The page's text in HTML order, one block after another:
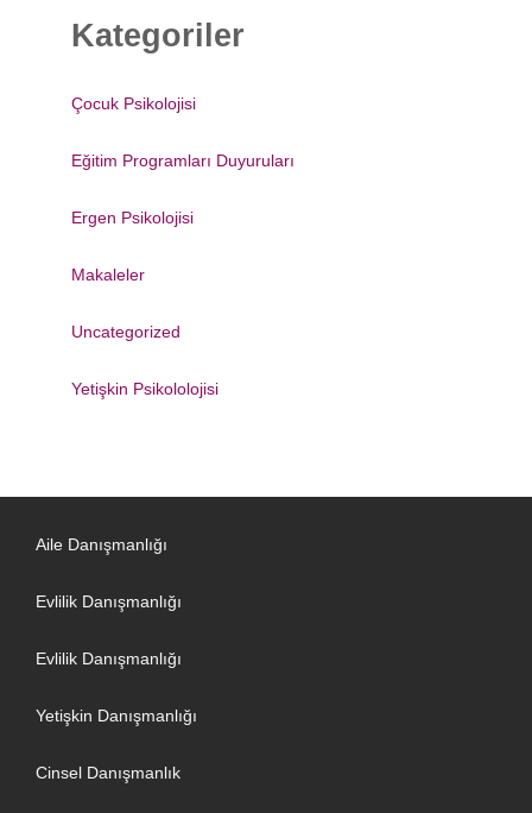
Kategoriler
Çocuk Psikolojisi
Eğitim Programları Duyuruları
Ergen Psikolojisi
Makaleler
Uncategorized
Yetişkin Psikololojisi
Aile Danışmanlığı
Evlilik Danışmanlığı
Evlilik Danışmanlığı
Yetişkin Danışmanlığı
Cinsel Danışmanlık